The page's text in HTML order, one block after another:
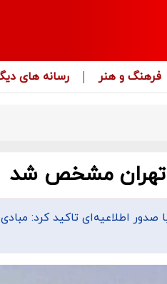
فرهنگ و هنر رسانه های
تهران مشخص شد
صدور اطلاعیه‌ای تاکید کرد: